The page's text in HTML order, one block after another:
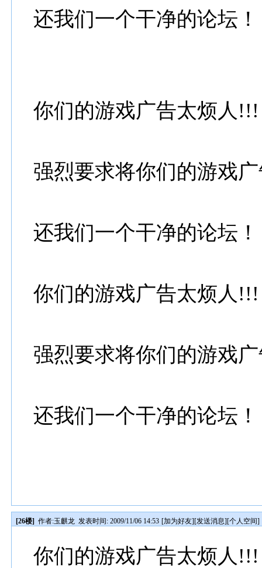
还我们一个干净的论坛
你们的游戏广告太烦人!!!
强烈要求将你们的游戏
还我们一个干净的论坛
你们的游戏广告太烦人!!!
强烈要求将你们的游戏
还我们一个干净的论坛
[26楼] 作者:玉麒龙 发表时间: 2009/11/06 14:53 [加为好友][发送消息][个人空间]
你们的游戏广告太烦人!!!